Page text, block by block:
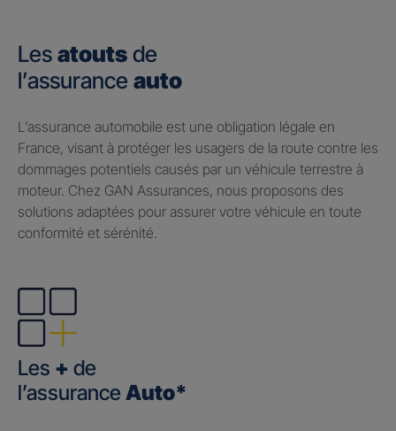
Les atouts de
l’assurance auto
​L’assurance automobile est une obligation légale en
France, visant à protéger les usagers de la route contre les
dommages potentiels causés par un véhicule terrestre à
moteur. Chez GAN Assurances, nous proposons des
solutions adaptées pour assurer votre véhicule en toute
conformité et sérénité.
Les + de
l’assurance Auto*